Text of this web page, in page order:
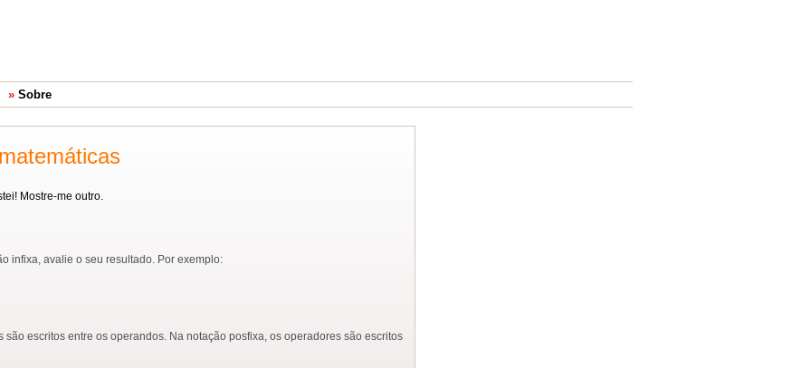
Sobre
Mostre-me outro.
infixa, avalie o seu resultado. Por exemplo:
escritos entre os operandos. Na notação posfixa, os operadores são escritos